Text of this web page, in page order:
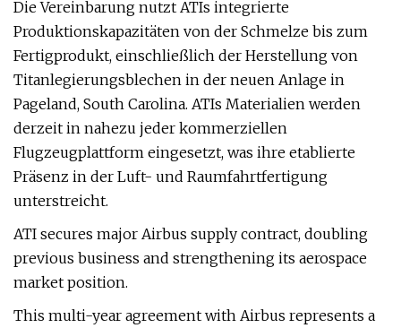
Die Vereinbarung nutzt ATIs integrierte
Produktionskapazitäten von der Schmelze bis zum
Fertigprodukt, einschließlich der Herstellung von
Titanlegierungsblechen in der neuen Anlage in
Pageland, South Carolina. ATIs Materialien werden
derzeit in nahezu jeder kommerziellen
Flugzeugplattform eingesetzt, was ihre etablierte
Präsenz in der Luft- und Raumfahrtfertigung
unterstreicht.
ATI secures major Airbus supply contract, doubling
previous business and strengthening its aerospace
market position.
This multi-year agreement with Airbus represents a